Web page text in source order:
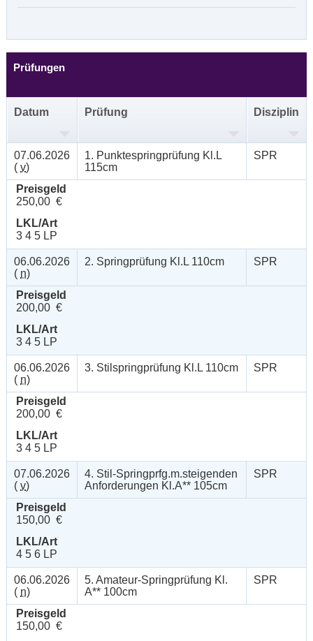
Prüfungen
Datum Prüfung Disziplin
07.06.2026
( v)
1. Punktespringprüfung Kl.L
115cm
SPR
Preisgeld
250,00 €
LKL/Art
3 4 5 LP
06.06.2026
( n)
2. Springprüfung Kl.L 110cm SPR
Preisgeld
200,00 €
LKL/Art
3 4 5 LP
06.06.2026
( n)
3. Stilspringprüfung Kl.L 110cm SPR
Preisgeld
200,00 €
LKL/Art
3 4 5 LP
07.06.2026
( v)
4. Stil-Springprfg.m.steigenden
Anforderungen Kl.A** 105cm
SPR
Preisgeld
150,00 €
LKL/Art
4 5 6 LP
06.06.2026
( n)
5. Amateur-Springprüfung Kl.
A** 100cm
SPR
Preisgeld
150,00 €